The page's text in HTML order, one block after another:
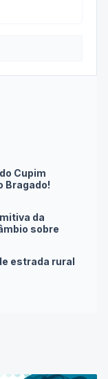
Cupim
Bragado!
da
sobre
estrada rural